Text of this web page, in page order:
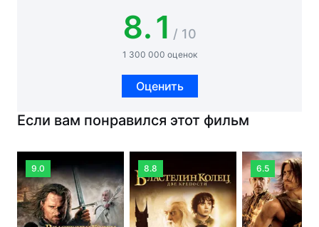
8.1 / 10
1 300 000 оценок
Оценить
Если вам понравился этот фильм
9.0 8.8 6.5